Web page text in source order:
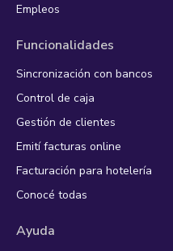
Empleos
Funcionalidades
Sincronización con bancos
Control de caja
Gestión de clientes
Emití facturas online
Facturación para hotelería
Conocé todas
Ayuda